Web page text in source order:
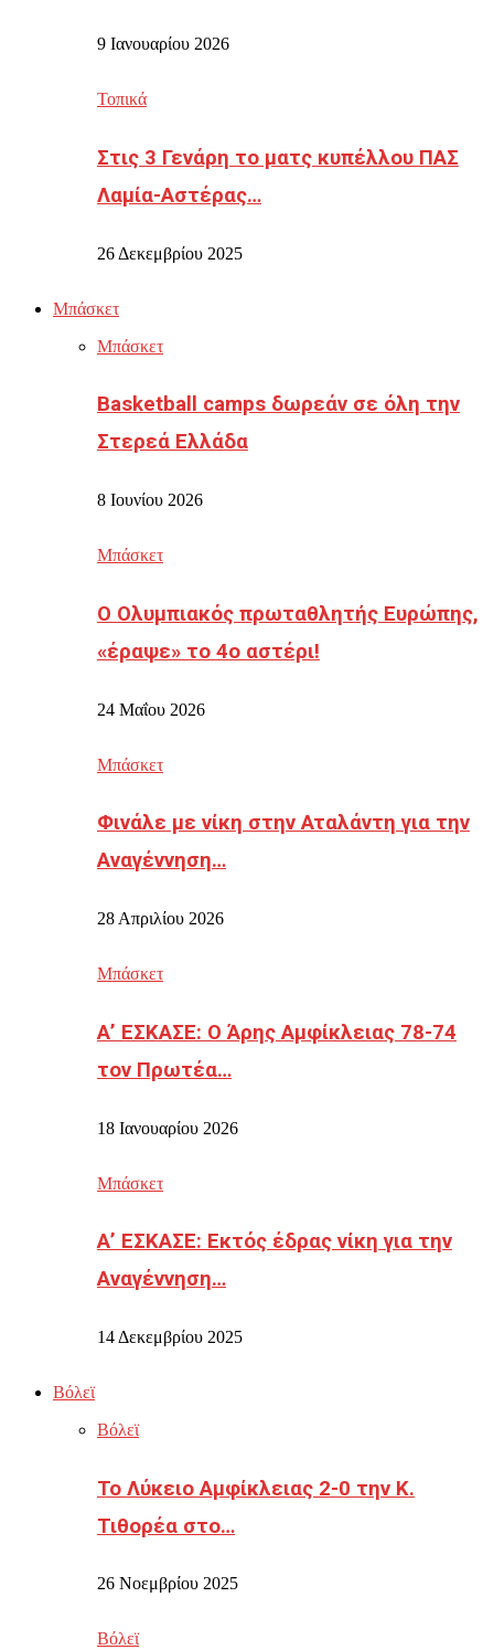
9 Ιανουαρίου 2026
Τοπικά
Στις 3 Γενάρη το ματς κυπέλλου ΠΑΣ
Λαμία-Αστέρας…
26 Δεκεμβρίου 2025
Μπάσκετ
Μπάσκετ
Basketball camps δωρεάν σε όλη την
Στερεά Ελλάδα
8 Ιουνίου 2026
Μπάσκετ
Ο Ολυμπιακός πρωταθλητής Ευρώπης,
«έραψε» το 4ο αστέρι!
24 Μαΐου 2026
Μπάσκετ
Φινάλε με νίκη στην Αταλάντη για την
Αναγέννηση…
28 Απριλίου 2026
Μπάσκετ
Α’ ΕΣΚΑΣΕ: Ο Άρης Αμφίκλειας 78-74
τον Πρωτέα…
18 Ιανουαρίου 2026
Μπάσκετ
Α’ ΕΣΚΑΣΕ: Εκτός έδρας νίκη για την
Αναγέννηση…
14 Δεκεμβρίου 2025
Βόλεϊ
Βόλεϊ
Το Λύκειο Αμφίκλειας 2-0 την Κ.
Τιθορέα στο…
26 Νοεμβρίου 2025
Βόλεϊ